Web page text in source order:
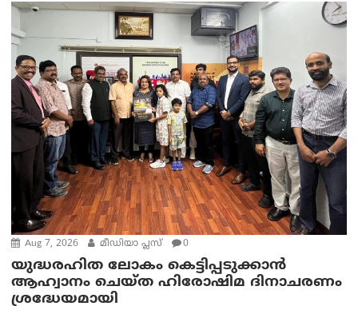
Aug 7, 2026 മീഡിയാ പ്ലസ് 0
യുദ്ധരഹിത ലോകം കെട്ടിപ്പടുക്കാന്‍
ആഹ്വാനം ചെയ്ത ഹിരോഷിമ ദിനാചരണം
ശ്രദ്ധേയമായി